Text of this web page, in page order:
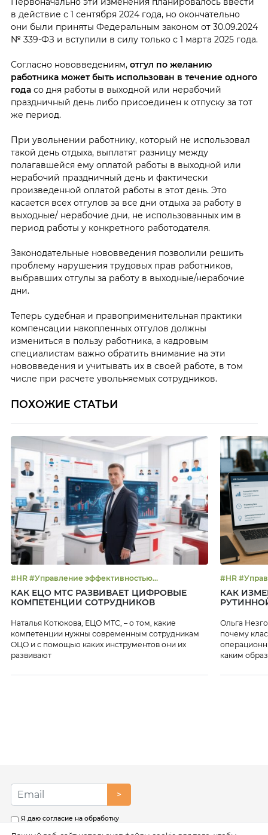
в действие с 1 сентября 2024 года, но окончательно
они были приняты Федеральным законом от 30.09.2024
№ 339-ФЗ и вступили в силу только с 1 марта 2025 года.
Согласно нововведениям, отгул по желанию
работника может быть использован в течение одного
года со дня работы в выходной или нерабочий
праздничный день либо присоединен к отпуску за тот
же период.
При увольнении работнику, который не использовал
такой день отдыха, выплатят разницу между
полагавшейся ему оплатой работы в выходной или
нерабочий праздничный день и фактически
произведенной оплатой работы в этот день. Это
касается всех отгулов за все дни отдыха за работу в
выходные/ нерабочие дни, не использованных им в
период работы у конкретного работодателя.
Законодательные нововведения позволили решить
проблему нарушения трудовых прав работников,
выбравших отгулы за работу в выходные/нерабочие
дни.
Теперь судебная и правоприменительная практики
компенсации накопленных отгулов должны
измениться в пользу работника, а кадровым
специалистам важно обратить внимание на эти
нововведения и учитывать их в своей работе, в том
числе при расчете увольняемых сотрудников.
ПОХОЖИЕ СТАТЬИ
#HR #Управление эффективностью
#Цифровизация
КАК ЕЦО МТС РАЗВИВАЕТ ЦИФРОВЫЕ
КОМПЕТЕНЦИИ СОТРУДНИКОВ
Наталья Котюкова, ЕЦО МТС, – о том, какие
компетенции нужны современным сотрудникам
ОЦО и с помощью каких инструментов они их
развивают
#HR
КАК
Ольга
почему
каким
>
Я даю согласие на обработку